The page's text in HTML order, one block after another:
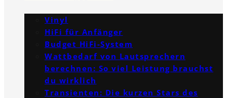
Vinyl
HiFi für Anfänger
Budget HiFi-System
Wattbedarf von Lautsprechern
berechnen: So viel Leistung brauchst
du wirklich
Transienten: Die kurzen Stars des